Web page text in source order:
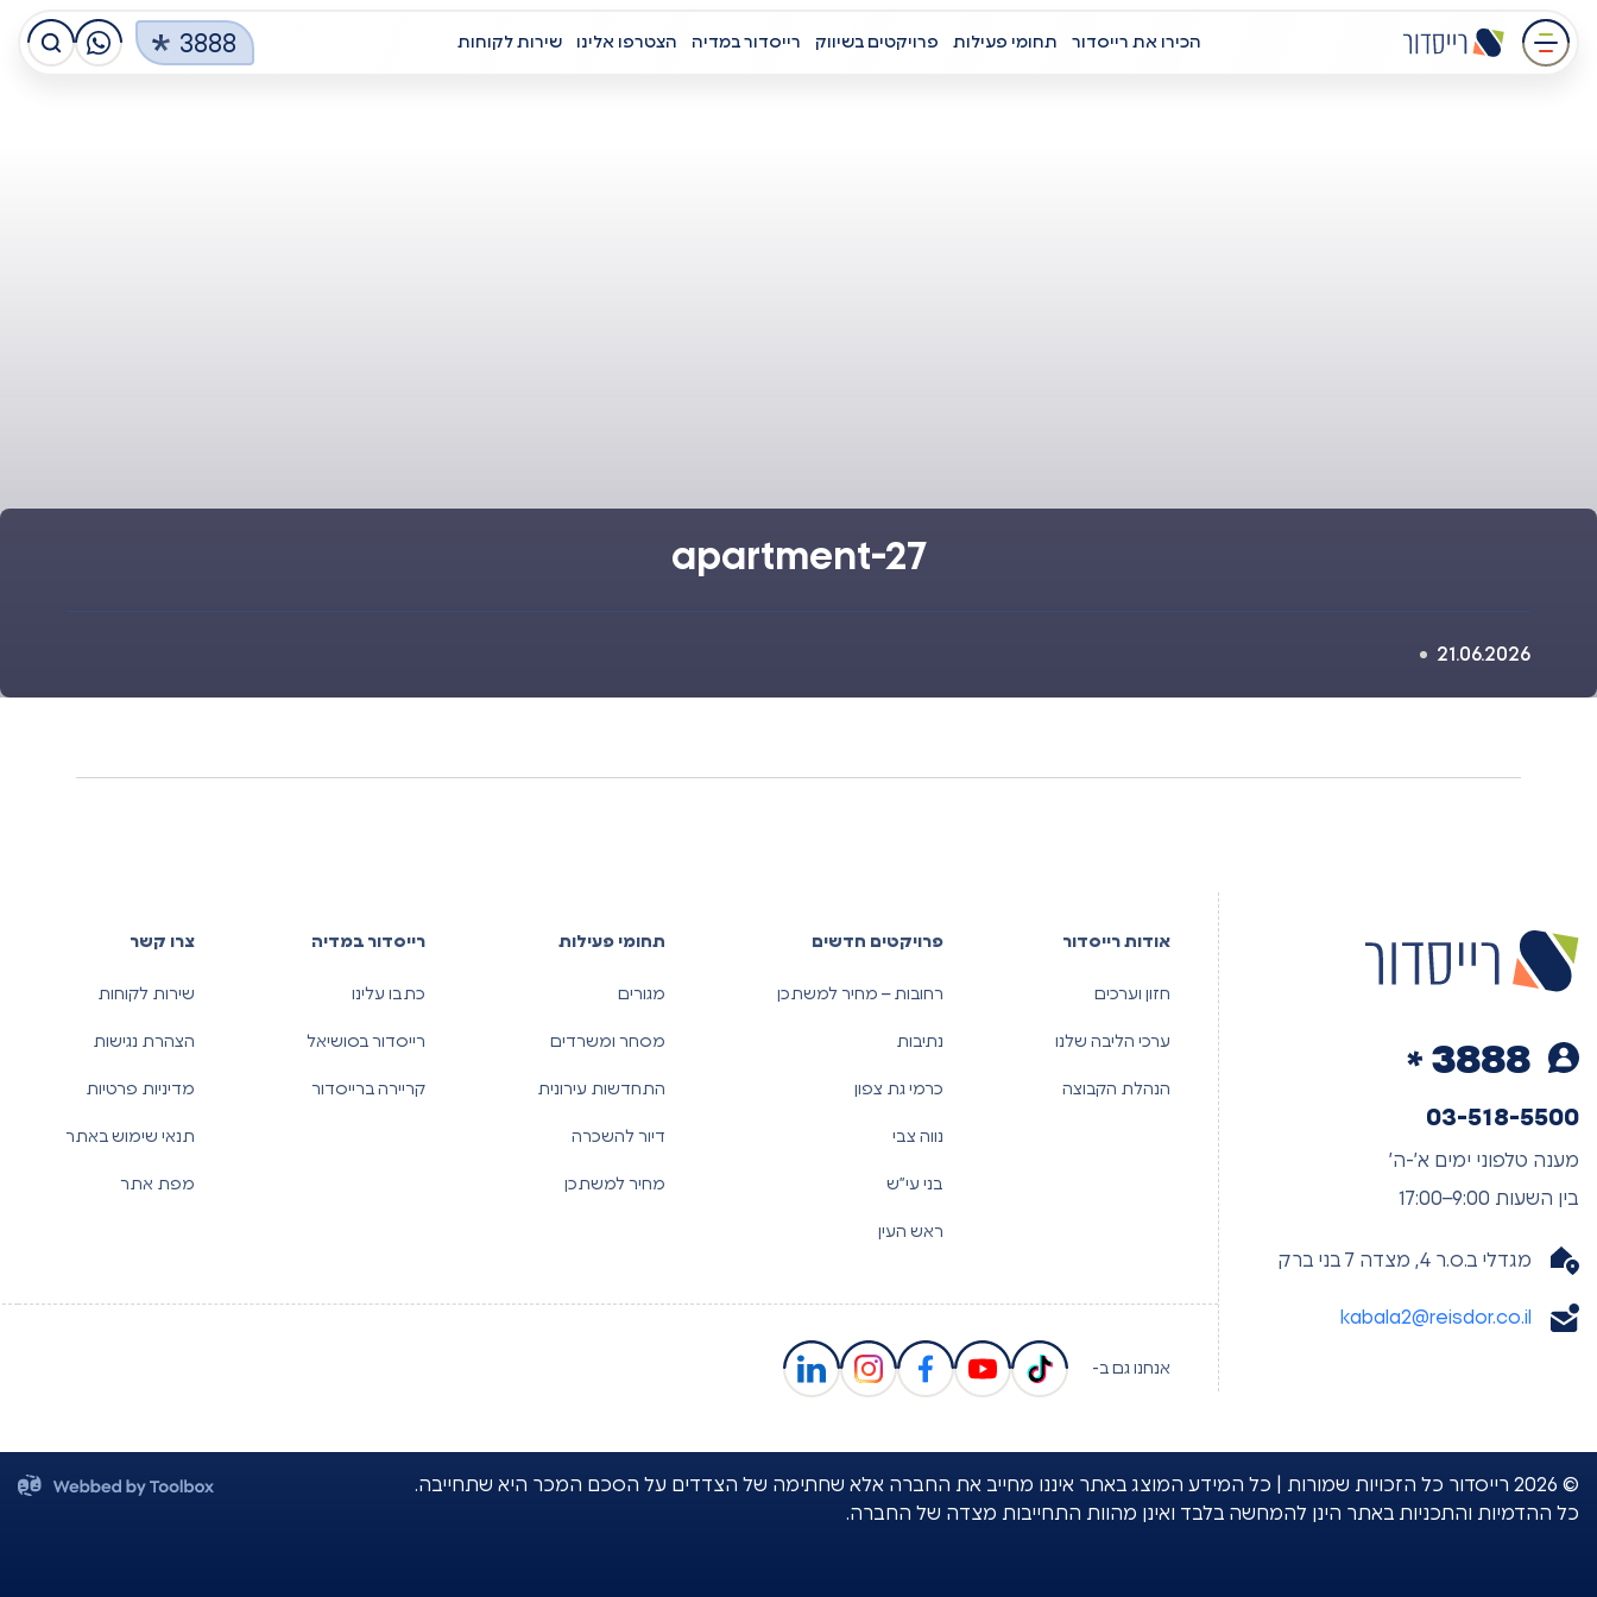
מעבר
לתוכן
הכירו את רייסדור תחומי פעילות פרויקטים בשיווק רייסדור במדיה הצטרפו אלינו שירות לקוחות 3888
apartment-27
21.06.2026
03-518-5500
מענה טלפוני ימים א’-ה’
בין השעות 9:00–17:00
מגדלי ב.ס.ר 4, מצדה 7 בני ברק
kabala2@reisdor.co.il
אודות רייסדור
חזון וערכים
ערכי הליבה שלנו
הנהלת הקבוצה
פרויקטים חדשים
רחובות – מחיר למשתכן
נתיבות
כרמי גת צפון
נווה צבי
בני עי”ש
ראש העין
תחומי פעילות
מגורים
מסחר ומשרדים
התחדשות עירונית
דיור להשכרה
מחיר למשתכן
רייסדור במדיה
כתבו עלינו
רייסדור בסושיאל
קריירה ברייסדור
צרו קשר
שירות לקוחות
הצהרת נגישות
מדיניות פרטיות
תנאי שימוש באתר
מפת אתר
אנחנו גם ב-
© 2026 רייסדור כל הזכויות שמורות | כל המידע המוצג באתר איננו מחייב את החברה אלא שחתימה של הצדדים על הסכם המכר היא שתחייבה.
כל ההדמיות והתכניות באתר הינן להמחשה בלבד ואינן מהוות התחייבות מצדה של החברה.